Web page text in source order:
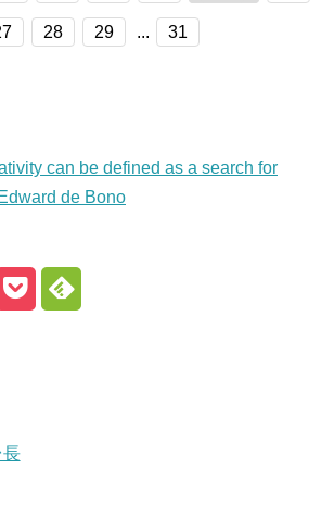
28 29 ... 31
can be defined as a search for
de Bono